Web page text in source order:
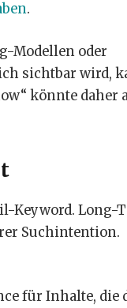
.
Modellen oder
sichtbar wird,
könnte daher
Keyword. Long-
Suchintention.
für Inhalte, die